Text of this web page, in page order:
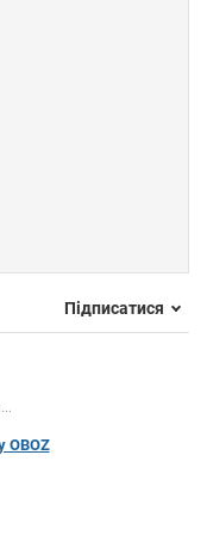
Підписатися
OBOZ